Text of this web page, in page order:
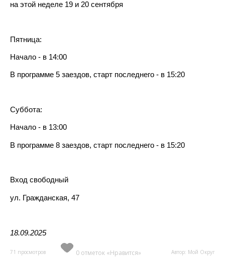
на этой неделе 19 и 20 сентября
Пятница:
Начало - в 14:00
В программе 5 заездов, старт последнего - в 15:20
Суббота:
Начало - в 13:00
В программе 8 заездов, старт последнего - в 15:20
Вход свободный
ул. Гражданская, 47
18.09.2025
71 просмотров 0 отметок «Нравится» Автор: Мой Округ